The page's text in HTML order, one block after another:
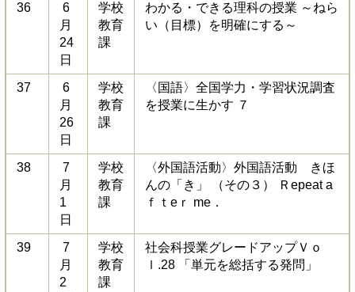
36
6
月
24
日
学校
教育
課
わかる・できる理科の授業 ～ねら
い（目標）を明確にする～
37
6
月
26
日
学校
教育
課
〈国語〉全国学力・学習状況調査
を授業に生かす ７
38
7
月
1
日
学校
教育
課
〈外国語活動〉外国語活動 きほ
んの「き」 （その３） Ｒepeat a
ｆｔeｒ me．
39
7
月
2
学校
教育
課
社会科授業グレードアップＶｏ
ｌ.28 「単元を総括する発問」